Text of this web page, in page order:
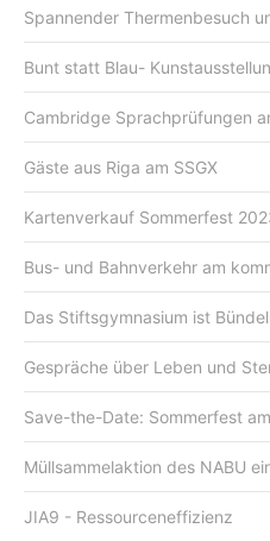
Spannender Thermenbesuch
Bunt statt Blau-
Cambridge Sprachprüfungen
Gäste aus Riga am SSGX
Kartenverkauf Sommerfest
Bus- und Bahnverkehr am
Das Stiftsgymnasium ist
Gespräche über Leben und
Save-the-Date: Sommerfest
Müllsammelaktion des NABU
JIA9 - Ressourceneffizienz